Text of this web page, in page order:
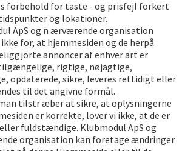
forbehold for taste - og prisfejl forkert
og lokationer.
ApS og n ærværende organisation
for, at hjemmesiden og de herpå
annoncer af enhver art er
rigtige, nøjagtige,
opdaterede, sikre, leveres rettidigt eller
til det angivne formål.
tilstr æber at sikre, at oplysningerne
er korrekte, lover vi ikke, at de er
fuldstændige. Klubmodul ApS og
organisation kan foretage ændringer